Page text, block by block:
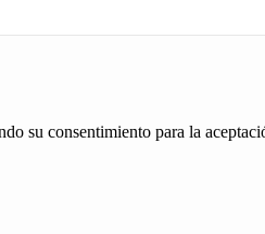
su consentimiento para la